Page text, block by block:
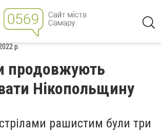
р.
продовжують
Нікопольщину
рашистим були три